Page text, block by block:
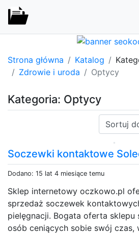
Strona główna Katalog
Zdrowie i uroda
Optycy
Kategoria: Optycy
Sortuj:
Soczewki kontaktowe
Dodano: 15 lat 4 miesiące temu
Sklep internetowy oczkowo.pl
sprzedaż soczewek
pielęgnacji. Bogata oferta sklepu
osób ceniących sobie swój czas,